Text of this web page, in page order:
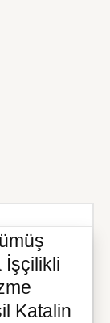
İşçilikli
Katalin